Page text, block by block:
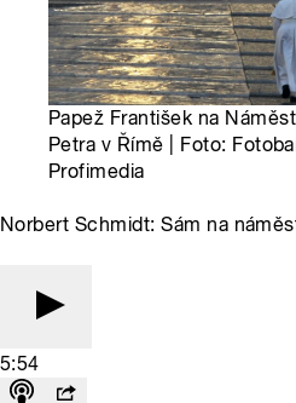
Papež František na
Petra v Římě | Foto:
Profimedia
Norbert Schmidt: Sám na
5:54